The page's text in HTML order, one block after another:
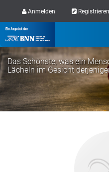
Anmelden Registrieren
Das Schönste, was ein
Lächeln im Gesicht